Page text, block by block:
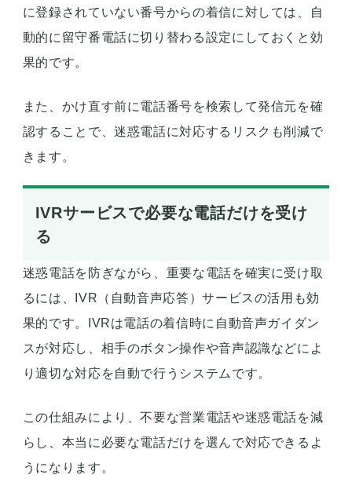
に登録されていない番号からの着信に対しては、自
動的に留守番電話に切り替わる設定にしておくと効
果的です。
また、かけ直す前に電話番号を検索して発信元を確
認することで、迷惑電話に対応するリスクも削減で
きます。
IVRサービスで必要な電話だけを受け
る
迷惑電話を防ぎながら、重要な電話を確実に受け取
るには、IVR（自動音声応答）サービスの活用も効
果的です。IVRは電話の着信時に自動音声ガイダン
スが対応し、相手のボタン操作や音声認識などによ
り適切な対応を自動で行うシステムです。
この仕組みにより、不要な営業電話や迷惑電話を減
らし、本当に必要な電話だけを選んで対応できるよ
うになります。